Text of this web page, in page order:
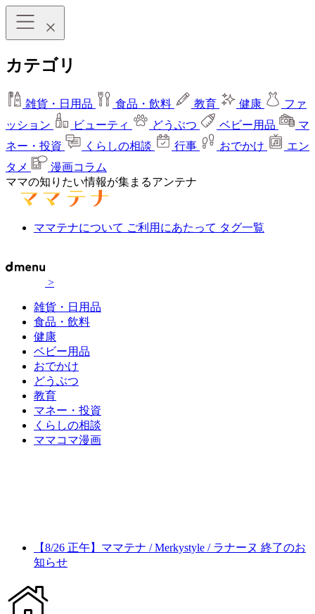
カテゴリ
雑貨・日用品 食品・飲料 教育 健康
ファ
ッション
ビューティ どうぶつ ベビー用品
マ
ネー・投資
くらしの相談 行事 おでかけ
エン
タメ
漫画コラム
ママの知りたい情報が集まるアンテナ
ママテナについて ご利用にあたって タグ一覧
>
雑貨・日用品
食品・飲料
健康
ベビー用品
おでかけ
どうぶつ
教育
マネー・投資
くらしの相談
ママコマ漫画
【8/26 正午】ママテナ / Merkystyle / ラナーヌ 終了のお
知らせ